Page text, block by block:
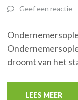
Geef een reactie
droomt van het
LEES MEER